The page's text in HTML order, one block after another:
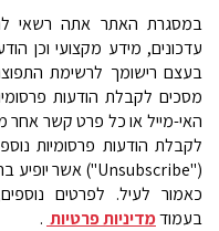
במסגרת האתר אתה רשאי
עדכונים, מידע מקצועי וכן
בעצם רישומך לרשימת
מסכים לקבלת הודעות
האי-מייל או כל פרט קשר
לקבלת הודעות פרסומיות
("
Unsubscribe") אשר יופיע
כאמור לעיל. לפרטים
בעמודמדיניות פרטיות .